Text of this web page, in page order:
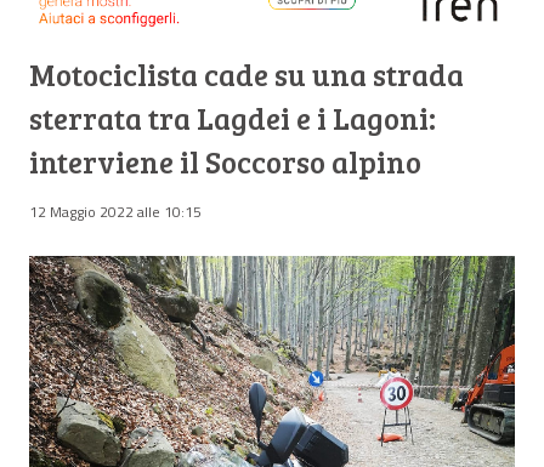
Motociclista cade su una strada
sterrata tra Lagdei e i Lagoni:
interviene il Soccorso alpino
12 Maggio 2022 alle 10:15